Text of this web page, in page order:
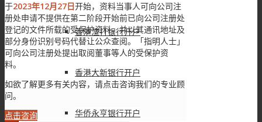
香港渣打银行开户
香港大新银行开户
华侨永亨银行开户
于2023年12月27日开始，资料当事人可向公司注
册处申请不提供在第二阶段开始前已向公司注册处
登记的文件所载的受保护资料，并以其通讯地址及
部分身份识别号码代替让公众查阅。「指明人士」
可向公司注册处提出取阅董事等人的受保护资
料。
如欲了解更多有关内容，请点击咨询我们的专业顾
问。
点击咨询